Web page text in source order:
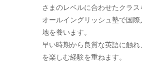
さまのレベルに合わせたクラス
オールイングリッシュ塾で国
地を養います。
早い時期から良質な英語に触
を楽しむ経験を重ねます。